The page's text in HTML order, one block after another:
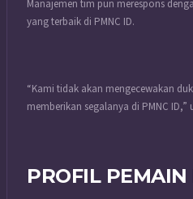
Manajemen tim pun merespons
yang terbaik di PMNC ID.
“Kami tidak akan mengecewakan
memberikan segalanya di PMNC
PROFIL PEMAIN